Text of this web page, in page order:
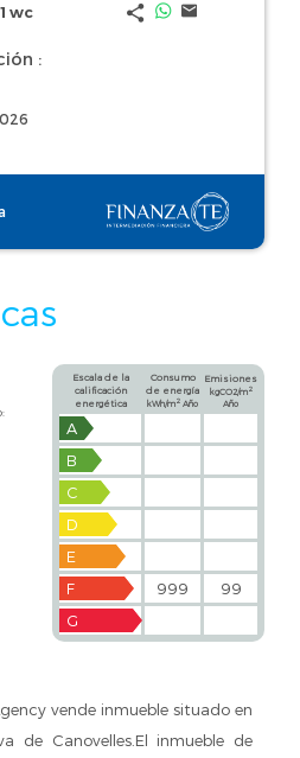
1 wc
:
Escala de la
calificación
energética
Consumo
de energía
kWh/m2 Año
Emisiones
kgCO2/m 2
Año
A
B
C
D
E
F
999
99
G
vende inmueble situado en
de Canovelles.El inmueble de